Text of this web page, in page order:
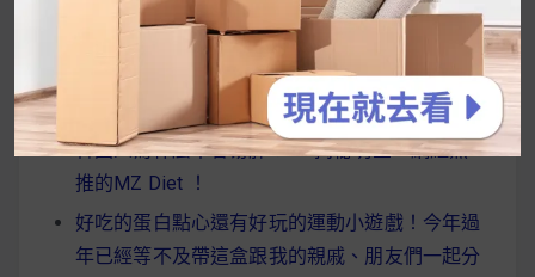
字:
近期文章
韓國人為什麼不容易胖？
揭秘明星、網紅熱
推的MZ Diet ！
好吃的蛋白點心還有好玩的運動小遊戲！今年過
年已經等不及帶這盒跟我的親戚、朋友們一起分